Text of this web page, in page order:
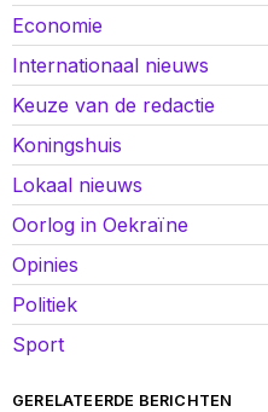
Economie
Internationaal nieuws
Keuze van de redactie
Koningshuis
Lokaal nieuws
Oorlog in Oekraïne
Opinies
Politiek
Sport
GERELATEERDE BERICHTEN